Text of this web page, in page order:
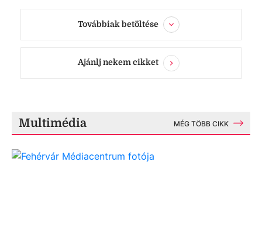
Továbbiak betöltése
Ajánlj nekem cikket
Multimédia MÉG TÖBB CIKK